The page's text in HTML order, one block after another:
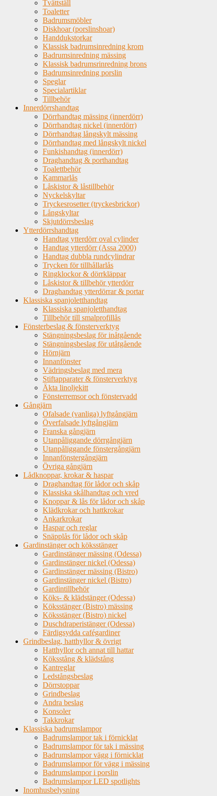
Tvättställ
Toaletter
Badrumsmöbler
Diskhoar (porslinshoar)
Handdukstorkar
Klassisk badrumsinredning krom
Badrumsinredning mässing
Klassisk badrumsrinredning brons
Badrumsinredning porslin
Speglar
Specialartiklar
Tillbehör
Innerdörrshandtag
Dörrhandtag mässing (innerdörr)
Dörrhandtag nickel (innerdörr)
Dörrhandtag långskylt mässing
Dörrhandtag med långskylt nickel
Funkishandtag (innerdörr)
Draghandtag & porthandtag
Toalettbehör
Kammarlås
Låskistor & låstillbehör
Nyckelskyltar
Tryckesrosetter (tryckesbrickor)
Långskyltar
Skjutdörrsbeslag
Ytterdörrshandtag
Handtag ytterdörr oval cylinder
Handtag ytterdörr (Assa 2000)
Handtag dubbla rundcylindrar
Trycken för tillhållarlås
Ringklockor & dörrkläppar
Låskistor & tillbehör ytterdörr
Draghandtag ytterdörrar & portar
Klassiska spanjoletthandtag
Klassiska spanjoletthandtag
Tillbehör till smalprofillås
Fönsterbeslag & fönsterverktyg
Stängningsbeslag för inåtgående
Stängningsbeslag för utåtgående
Hörnjärn
Innanfönster
Vädringsbeslag med mera
Stiftapparater & fönsterverktyg
Äkta linoljekitt
Fönsterremsor och fönstervadd
Gångjärn
Ofalsade (vanliga) lyftgångjärn
Överfalsade lyftgångjärn
Franska gångjärn
Utanpåliggande dörrgångjärn
Utanpåliggande fönstergångjärn
Innanfönstergångjärn
Övriga gångjärn
Lådknoppar, krokar & haspar
Draghandtag för lådor och skåp
Klassiska skålhandtag och vred
Knoppar & lås för lådor och skåp
Klädkrokar och hattkrokar
Ankarkrokar
Haspar och reglar
Snäpplås för lådor och skåp
Gardinstänger och köksstänger
Gardinstänger mässing (Odessa)
Gardinstänger nickel (Odessa)
Gardinstänger mässing (Bistro)
Gardinstänger nickel (Bistro)
Gardintillbehör
Köks- & klädstänger (Odessa)
Köksstänger (Bistro) mässing
Köksstänger (Bistro) nickel
Duschdraperistänger (Odessa)
Färdigsydda cafégardiner
Grindbeslag, hatthyllor & övrigt
Hatthyllor och annat till hattar
Köksstång & klädstång
Kantreglar
Ledstångsbeslag
Dörrstoppar
Grindbeslag
Andra beslag
Konsoler
Takkrokar
Klassiska badrumslampor
Badrumslampor tak i förnicklat
Badrumslampor för tak i mässing
Badrumslampor vägg i förnicklat
Badrumslampor för vägg i mässing
Badrumslampor i porslin
Badrumslampor LED spotlights
Inomhusbelysning